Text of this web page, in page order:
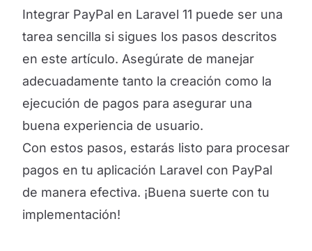
Integrar PayPal en Laravel 11 puede ser una
tarea sencilla si sigues los pasos descritos
en este artículo. Asegúrate de manejar
adecuadamente tanto la creación como la
ejecución de pagos para asegurar una
buena experiencia de usuario.
Con estos pasos, estarás listo para procesar
pagos en tu aplicación Laravel con PayPal
de manera efectiva. ¡Buena suerte con tu
implementación!